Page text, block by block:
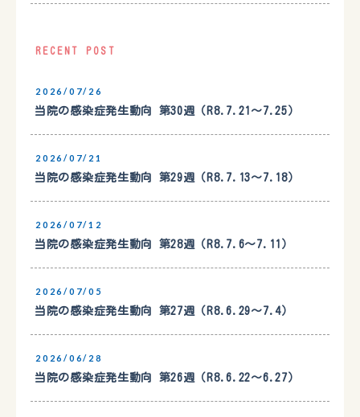
RECENT POST
2026/07/26
当院の感染症発生動向 第30週（R8.7.21〜7.25）
2026/07/21
当院の感染症発生動向 第29週（R8.7.13〜7.18）
2026/07/12
当院の感染症発生動向 第28週（R8.7.6〜7.11）
2026/07/05
当院の感染症発生動向 第27週（R8.6.29〜7.4）
2026/06/28
当院の感染症発生動向 第26週（R8.6.22〜6.27）